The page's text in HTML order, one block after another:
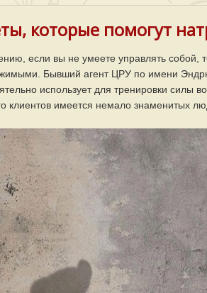
которые помогут
если вы не умеете управлять собой,
Бывший агент ЦРУ по имени
использует для тренировки
клиентов имеется немало знаменитых